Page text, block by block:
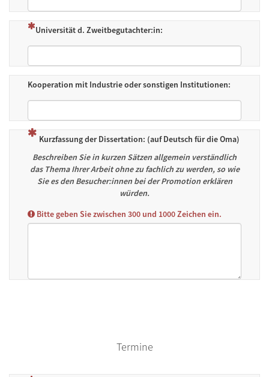
(Dies ist eine Pflichtfrage.)
Universität d. Zweitbegutachter:in:
Kooperation mit Industrie oder sonstigen Institutionen:
(Dies ist eine Pflichtfrage.)
Kurzfassung der Dissertation: (auf Deutsch für die Oma)
Beschreiben Sie in kurzen Sätzen allgemein verständlich
das Thema Ihrer Arbeit ohne zu fachlich zu werden, so wie
Sie es den Besucher:innen bei der Promotion erklären
würden.
Bitte geben Sie zwischen 300 und 1000 Zeichen ein.
Termine